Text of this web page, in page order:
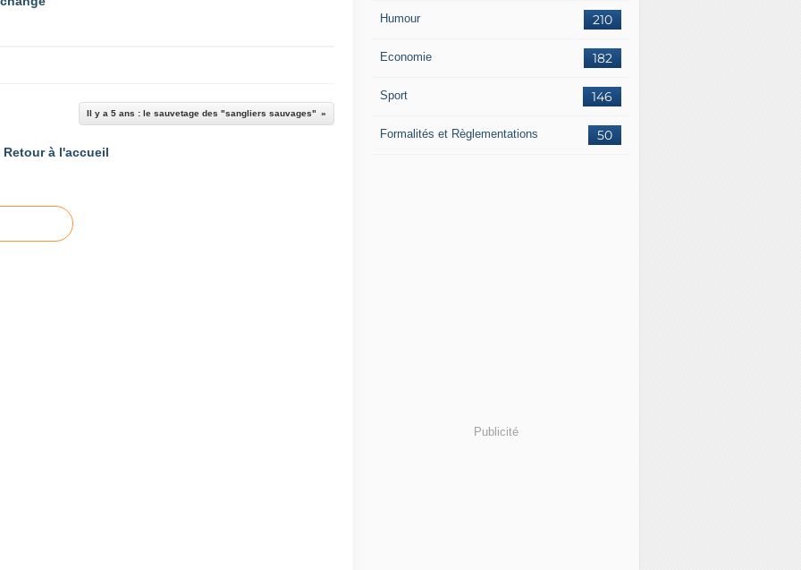
Il y a 5 ans : le sauvetage des "sangliers sauvages"
Retour à l'accueil
210
Humour
182
Economie
146
Sport
50
Formalités et Règlementations
Publicité